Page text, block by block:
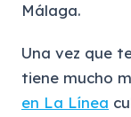
Málaga.
Una vez que
tiene mucho
en La Línea